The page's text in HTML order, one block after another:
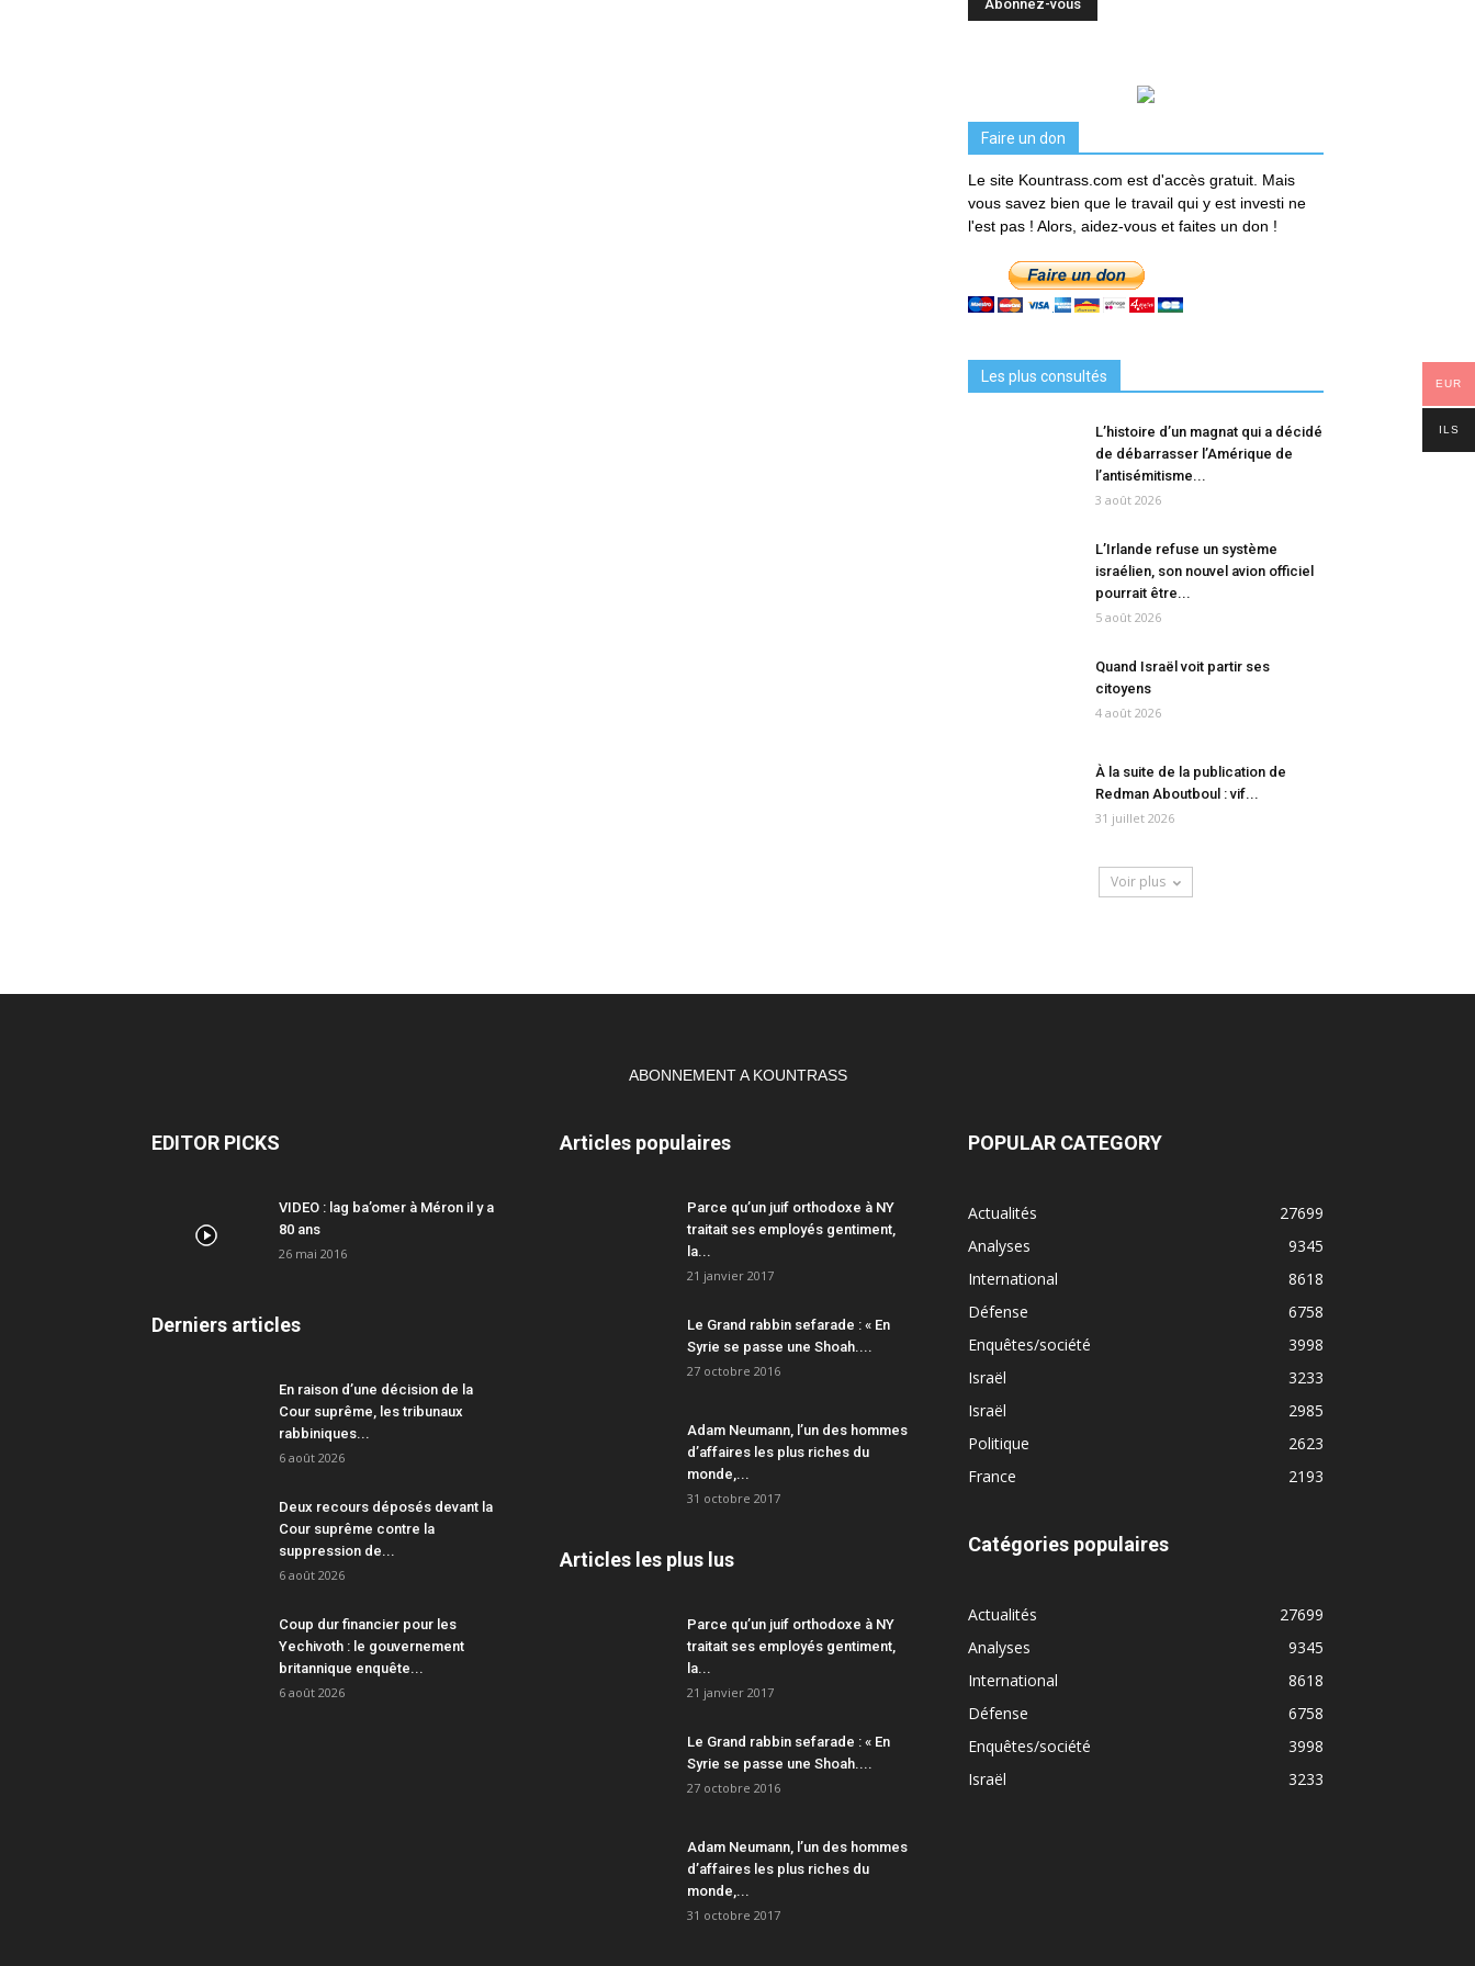
Faire un don
Le site Kountrass.com est d'accès gratuit. Mais
vous savez bien que le travail qui y est investi ne
l'est pas ! Alors, aidez-vous et faites un don !
Les plus consultés
L’histoire d’un magnat qui a décidé
de débarrasser l’Amérique de
l’antisémitisme...
3 août 2026
L’Irlande refuse un système
israélien, son nouvel avion officiel
pourrait être...
5 août 2026
Quand Israël voit partir ses
citoyens
4 août 2026
À la suite de la publication de
Redman Aboutboul : vif...
31 juillet 2026
Voir plus
ABONNEMENT A KOUNTRASS
EDITOR PICKS
VIDEO : lag ba’omer à Méron il y a
80 ans
26 mai 2016
Derniers articles
En raison d’une décision de la
Cour suprême, les tribunaux
rabbiniques...
6 août 2026
Deux recours déposés devant la
Cour suprême contre la
suppression de...
6 août 2026
Coup dur financier pour les
Yechivoth : le gouvernement
britannique enquête...
6 août 2026
Articles populaires
Parce qu’un juif orthodoxe à NY
traitait ses employés gentiment,
la...
21 janvier 2017
Le Grand rabbin sefarade : « En
Syrie se passe une Shoah....
27 octobre 2016
Adam Neumann, l’un des hommes
d’affaires les plus riches du
monde,...
31 octobre 2017
Articles les plus lus
Parce qu’un juif orthodoxe à NY
traitait ses employés gentiment,
la...
21 janvier 2017
Le Grand rabbin sefarade : « En
Syrie se passe une Shoah....
27 octobre 2016
Adam Neumann, l’un des hommes
d’affaires les plus riches du
monde,...
31 octobre 2017
POPULAR CATEGORY
Actualités
27699
Analyses
9345
International
8618
Défense
6758
Enquêtes/société
3998
Israël
3233
Israël
2985
Politique
2623
France
2193
Catégories populaires
Actualités
27699
Analyses
9345
International
8618
Défense
6758
Enquêtes/société
3998
Israël
3233
EUR
ILS